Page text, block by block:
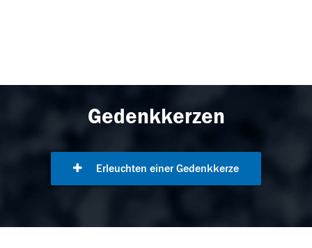
Gedenkkerzen
Erleuchten einer Gedenkkerze